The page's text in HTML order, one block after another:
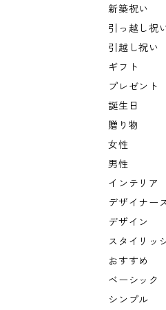
新築祝い
引っ越し祝
引越し祝い
ギフト
プレゼント
誕生日
贈り物
女性
男性
インテリア
デザイナー
デザイン
スタイリッ
おすすめ
ベーシック
シンプル